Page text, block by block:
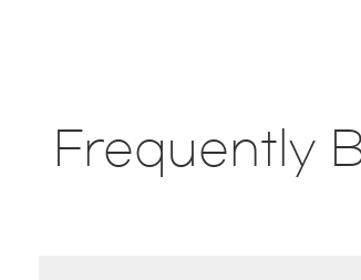
Frequently